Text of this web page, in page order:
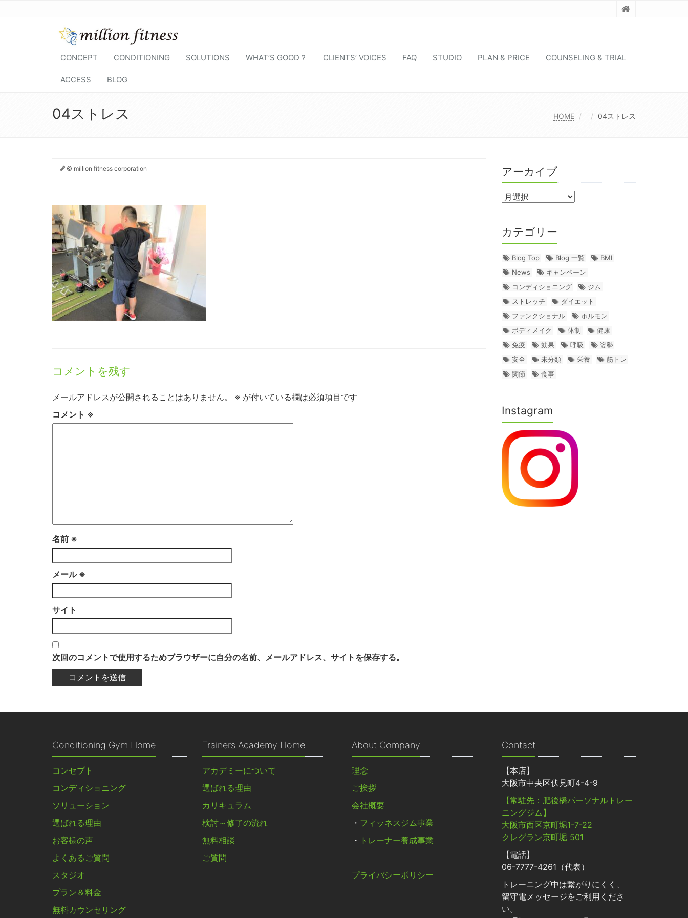
CONCEPT CONDITIONING SOLUTIONS WHAT’S GOOD？ CLIENTS’ VOICES FAQ STUDIO PLAN & PRICE COUNSELING & TRIAL
ACCESS BLOG
04ストレス HOME 04ストレス
© million fitness corporation
コメントを残す
メールアドレスが公開されることはありません。 ※ が付いている欄は必須項目です
コメント ※
名前 ※
メール ※
サイト
次回のコメントで使用するためブラウザーに自分の名前、メールアドレス、サイトを保存する。
アーカイブ
カテゴリー
Blog Top Blog 一覧
BMI
News
キャンペーン
コンディショニング
ジム
ストレッチ
ダイエット
ファンクショナル
ホルモン
ボディメイク
体制
健康
免疫
効果 呼吸
姿勢
安全
未分類 栄養
筋トレ
関節
食事
Instagram
Conditioning Gym Home
コンセプト
コンディショニング
ソリューション
選ばれる理由
お客様の声
よくあるご質問
スタジオ
プラン＆料金
無料カウンセリング
Trainers Academy Home
アカデミーについて
選ばれる理由
カリキュラム
検討～修了の流れ
無料相談
ご質問
About Company
理念
ご挨拶
会社概要
・ フィッネスジム事業
・ トレーナー養成事業
プライバシーポリシー
Contact
【本店】
大阪市中央区伏見町4-4-9
【常駐先：肥後橋パーソナルトレー
ニングジム】
大阪市西区京町堀1-7-22
クレグラン京町堀 501
【電話】
06-7777-4261（代表）
トレーニング中は繋がりにくく、
留守電メッセージをご利用くださ
い。